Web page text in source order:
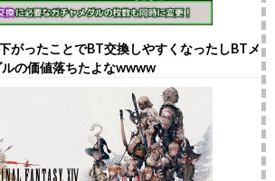
がったことでBT交換しやすくなったしBTメ
ルの価値落ちたよなwwww